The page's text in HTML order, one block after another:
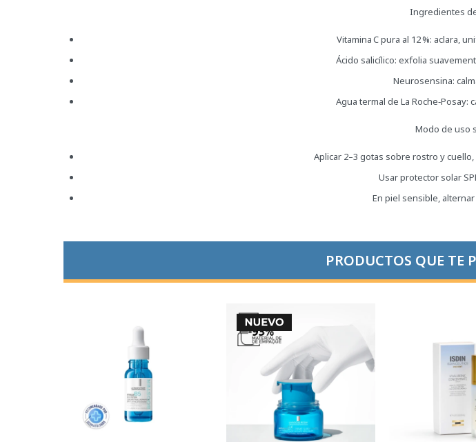
Ingredientes
Vitamina C pura al 12 %: aclara,
Ácido salicílico: exfolia
Neurosensina:
Agua termal de La Roche‑Posay:
Modo de uso
Aplicar 2–3 gotas sobre rostro y
Usar protector solar
En piel sensible,
PRODUCTOS QUE TE